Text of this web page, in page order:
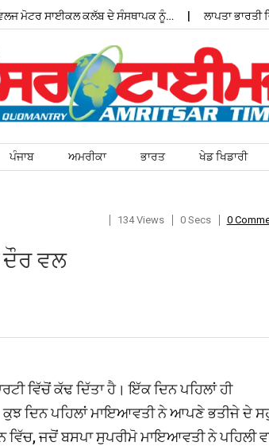
ਮੋਟਰ ਸਾਈਕਲ ਕਲੱਬ ਦੇ ਸੰਸਥਾਪਕ ਨੂੰ… ਲਾਪਤਾ ਭਾਰਤੀ
ਪੰਜਾਬ ਅਮਰੀਕਾ ਭਾਰਤ ਖੇਡ ਖਿਡਾਰੀ
134 Views 0 Secs 0
ਦੌਰ ਵਲ
ਵਿੱਚੋਂ ਕੱਢ ਦਿੱਤਾ ਹੈ। ਇੱਕ ਦਿਨ ਪਹਿਲਾਂ ਹੀ
ਦਿਨ ਪਹਿਲਾਂ ਮਾਇਆਵਤੀ ਨੇ ਆਪਣੇ ਭਤੀਜੇ ਦੇ
ਵਿੱਚ, ਜਦੋਂ ਬਸਪਾ ਸੁਪਰੀਮੋ ਮਾਇਆਵਤੀ ਨੇ ਪਹਿਲੀ